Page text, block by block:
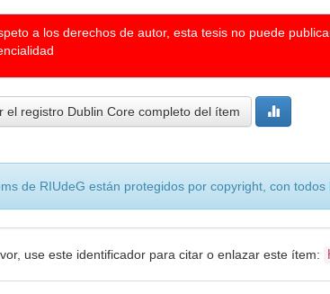
a los derechos de autor, esta tesis no puede
el registro Dublin Core completo del ítem
de RIUdeG están protegidos por copyright, con
use este identificador para citar o enlazar este ítem: